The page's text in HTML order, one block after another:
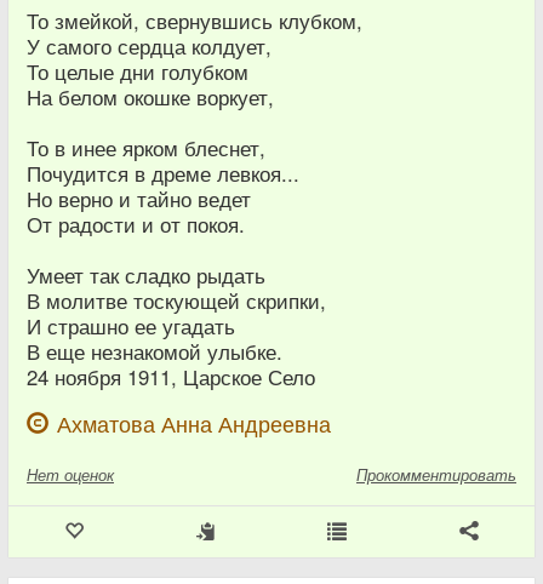
То змейкой, свернувшись клубком,
У самого сердца колдует,
То целые дни голубком
На белом окошке воркует,
То в инее ярком блеснет,
Почудится в дреме левкоя...
Но верно и тайно ведет
От радости и от покоя.
Умеет так сладко рыдать
В молитве тоскующей скрипки,
И страшно ее угадать
В еще незнакомой улыбке.
24 ноября 1911, Царское Село
Ахматова Анна Андреевна
Нет оценок Прокомментировать